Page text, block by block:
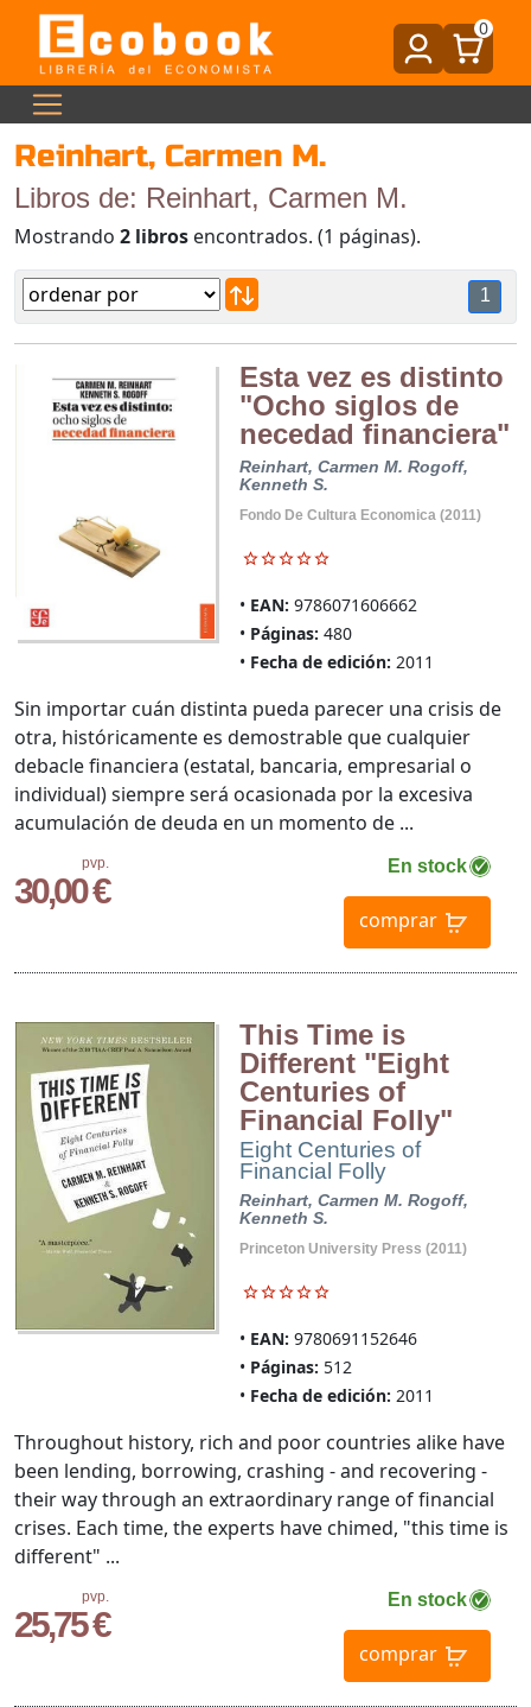
0
Reinhart, Carmen M.
Libros de: Reinhart, Carmen M.
Mostrando 2 libros encontrados. (1 páginas).
1
Esta vez es distinto
"Ocho siglos de
necedad financiera"
Reinhart, Carmen M. Rogoff,
Kenneth S.
Fondo De Cultura Economica (2011)
EAN: 9786071606662
Páginas: 480
Fecha de edición: 2011
pvp.
30,00 €
En stock
comprar
Sin importar cuán distinta pueda parecer una crisis de
otra, históricamente es demostrable que cualquier
debacle financiera (estatal, bancaria, empresarial o
individual) siempre será ocasionada por la excesiva
acumulación de deuda en un momento de ...
This Time is
Different "Eight
Centuries of
Financial Folly"
Eight Centuries of
Financial Folly
Reinhart, Carmen M. Rogoff,
Kenneth S.
Princeton University Press (2011)
EAN: 9780691152646
Páginas: 512
Fecha de edición: 2011
pvp.
25,75 €
En stock
comprar
Throughout history, rich and poor countries alike have
been lending, borrowing, crashing - and recovering -
their way through an extraordinary range of financial
crises. Each time, the experts have chimed, "this time is
different" ...